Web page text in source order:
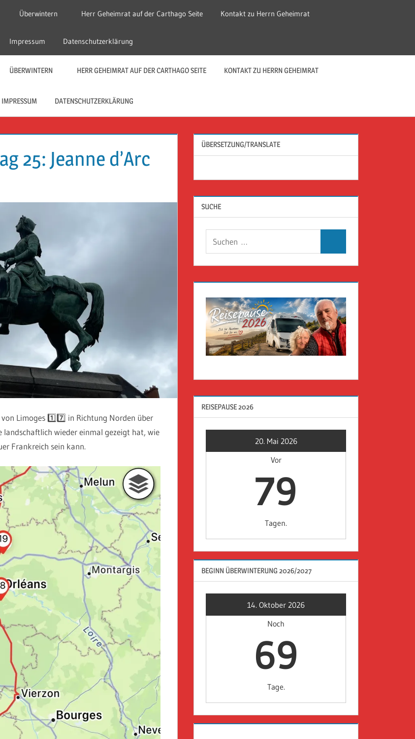
Überwintern Herr Geheimrat auf der Carthago Seite Kontakt zu Herrn Geheimrat
Impressum Datenschutzerklärung
ÜBERWINTERN HERR GEHEIMRAT AUF DER CARTHAGO SEITE KONTAKT ZU HERRN GEHEIMRAT
IMPRESSUM DATENSCHUTZERKLÄRUNG
25: Jeanne d’Arc
Limoges 1️⃣7️⃣ in Richtung Norden über
wieder einmal gezeigt hat, wie
Frankreich sein kann.
ÜBERSETZUNG/TRANSLATE
SUCHE
REISEPAUSE 2026
20. Mai 2026
Vor
79
Tagen.
BEGINN ÜBERWINTERUNG 2026/2027
14. Oktober 2026
Noch
69
Tage.